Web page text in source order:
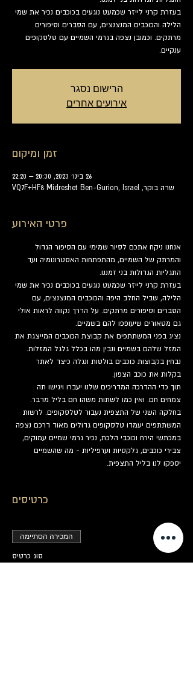
בעזרת קרני לייזר שכמעט נוגעים בכוכבים נכיר את שמי
הלילה והכוכבים המנצנצים, עם הסברים וסיפורים
מרתקים. וכמובן נצפה בגרמי השמיים עם טלסקופים
ענקיים.
הרישום נסגר
אירועים אחרים
זמן ומיקום
26 בינו׳ 2023, 20:30 – 22:20
שדה בוקר, VQ7F+HF8 Midreshet Ben-Gurion, Israel
פרטי האירוע
אנחנו ניקח אתכם לסיור שמימי עם הסיפור הגדול
והמרתק של השמיים, מהתפתחות האסטרונומיה ועד
התגליות הגדולות בני זמננו.
בעזרת קרני לייזר שכמעט נוגעים בכוכבים נכיר את שמי
הלילה, שביל החלב היפה והכוכבים המנצנצים, עם
הסברים וסיפורים מרתקים. על הדרך נקווה לראות אולי
גם מטאורים שיעופפו להם בשמיים.
נציג בפני המשתתפים את קבוצת הכוכבים המייצגת את
המזל שלהם בשמיים ונבין מהו בכלל גלגל המזלות.
נבחין בקבוצות כוכבים בולטות ונגלה כיצד לאתר
בקלות את כוכב הצפון.
תוך כדי ההדרכה המדריכים שלנו יעברו ויגישו תה
צמחים חם. ואין כמו לשתות משהו חם בליל מדבר.
בחלקה השני של התצפית נעבור לטלסקופים. לרשות
המשתתפים יעמדו טלסקופים גדולים מאוד דרכם נצפה
במכתשי הירח וכוכבי הלכת, נכיר גרמי שמיים עמוקים,
צבירי כוכבים, גלקסיות וערפיליות - מה שהשמיים
יספקו לנו בליל התצפית.
כרטיסים
המכירה הסתיימה
סוג כרטיס